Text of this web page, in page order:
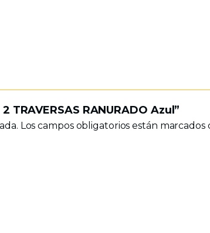
RANURADO Azul”
Los campos obligatorios están marcados